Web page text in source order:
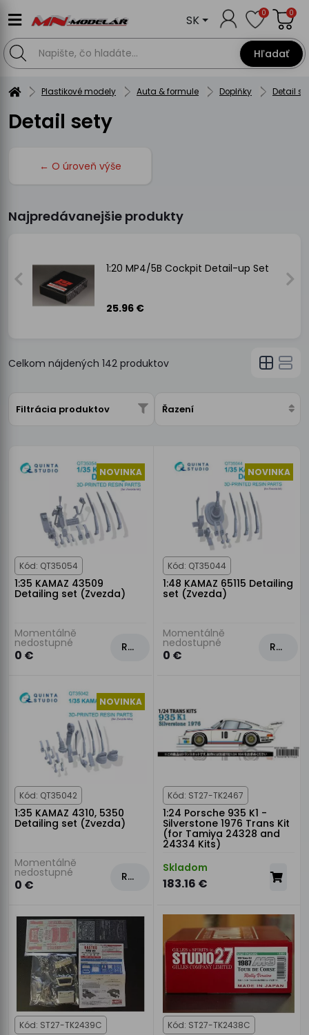
Hľadať
SK 0 0
Plastikové modely Auta & formule Doplňky Detail
Detail sety
← O úroveň výše
Najpredávanejšie produkty
1:20 MP4/5B Cockpit Detail-up Set
25.96 €
Celkom nájdených 142 produktov
Filtrácia produktov Řazení
NOVINKA
Kód: QT35054
1:35 KAMAZ 43509
Detailing set (Zvezda)
Momentálně
nedostupné
0 €
Rezervovat
NOVINKA
Kód: QT35044
1:48 KAMAZ 65115 Detailing
set (Zvezda)
Momentálně
nedostupné
0 €
Rezervovat
NOVINKA
Kód: QT35042
1:35 KAMAZ 4310, 5350
Detailing set (Zvezda)
Momentálně
nedostupné
0 €
Rezervovat
Kód: ST27-TK2467
1:24 Porsche 935 K1 -
Silverstone 1976 Trans Kit
(for Tamiya 24328 and
24334 Kits)
Skladom
183.16 €
Kód: ST27-TK2439C Kód: ST27-TK2438C